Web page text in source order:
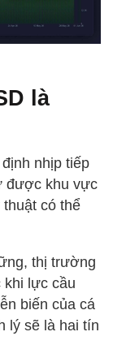
là
nhịp tiếp
được khu vực
có thể
thị trường
khi lực cầu
biến của cá
lý sẽ là hai tín